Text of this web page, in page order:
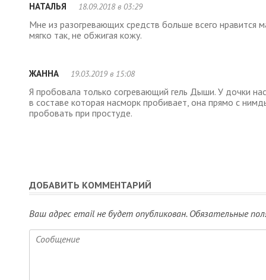
НАТАЛЬЯ 18.09.2018 в 03:29
Мне из разогревающих средств больше всего нравится
мягко так, не обжигая кожу.
ЖАННА 19.03.2019 в 15:08
Я пробовала только согревающий гель Дыши. У дочки
в составе которая насморк пробивает, она прямо с
пробовать при простуде.
ДОБАВИТЬ КОММЕНТАРИЙ
Ваш адрес email не будет опубликован. Обязательные